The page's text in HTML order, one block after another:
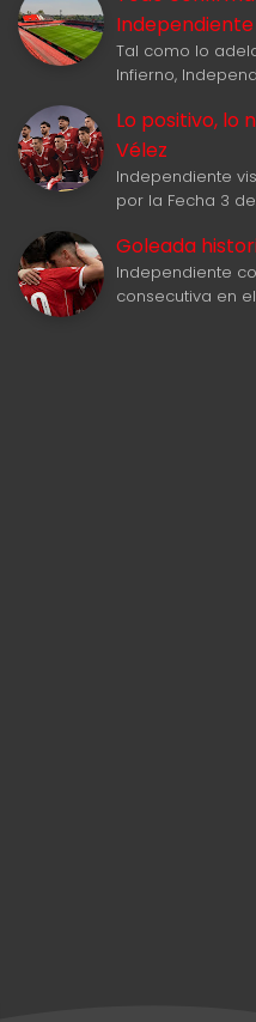
Tal como lo
Infierno,
Lo positivo, lo
Vélez
Independiente
por la Fecha 3
Goleada
Independiente
consecutiva en